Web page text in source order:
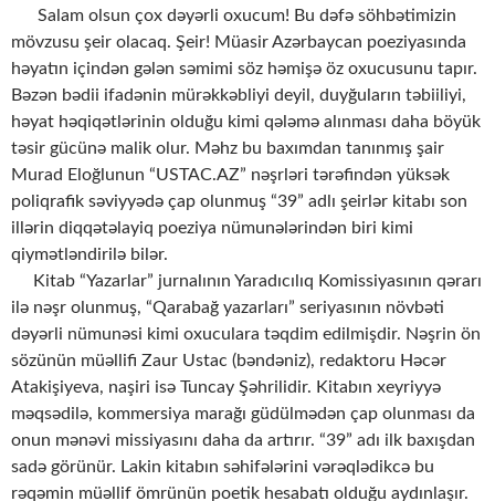
Salam olsun çox dəyərli oxucum! Bu dəfə söhbətimizin
mövzusu şeir olacaq. Şeir! Müasir Azərbaycan poeziyasında
həyatın içindən gələn səmimi söz həmişə öz oxucusunu tapır.
Bəzən bədii ifadənin mürəkkəbliyi deyil, duyğuların təbiiliyi,
həyat həqiqətlərinin olduğu kimi qələmə alınması daha böyük
təsir gücünə malik olur. Məhz bu baxımdan tanınmış şair
Murad Eloğlunun “USTAC.AZ” nəşrləri tərəfindən yüksək
poliqrafik səviyyədə çap olunmuş “39” adlı şeirlər kitabı son
illərin diqqətəlayiq poeziya nümunələrindən biri kimi
qiymətləndirilə bilər.
Kitab “Yazarlar” jurnalının Yaradıcılıq Komissiyasının qərarı
ilə nəşr olunmuş, “Qarabağ yazarları” seriyasının növbəti
dəyərli nümunəsi kimi oxuculara təqdim edilmişdir. Nəşrin ön
sözünün müəllifi Zaur Ustac (bəndəniz), redaktoru Həcər
Atakişiyeva, naşiri isə Tuncay Şəhrilidir. Kitabın xeyriyyə
məqsədilə, kommersiya marağı güdülmədən çap olunması da
onun mənəvi missiyasını daha da artırır. “39” adı ilk baxışdan
sadə görünür. Lakin kitabın səhifələrini vərəqlədikcə bu
rəqəmin müəllif ömrünün poetik hesabatı olduğu aydınlaşır.